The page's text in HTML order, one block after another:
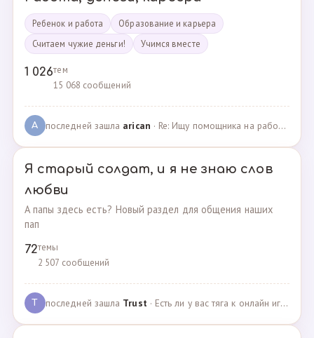
Ребенок и работа
Образование и карьера
Считаем чужие деньги!
Учимся вместе
1 026тем
15 068 сообщений
A последней зашла arican · Re: Ищу помощника на работе · 14.01.2025
Я старый солдат, и я не знаю слов
любви
А папы здесь есть? Новый раздел для общения наших
пап
72темы
2 507 сообщений
T последней зашла Trust · Есть ли у вас тяга к онлайн играм? · 02.05.2025